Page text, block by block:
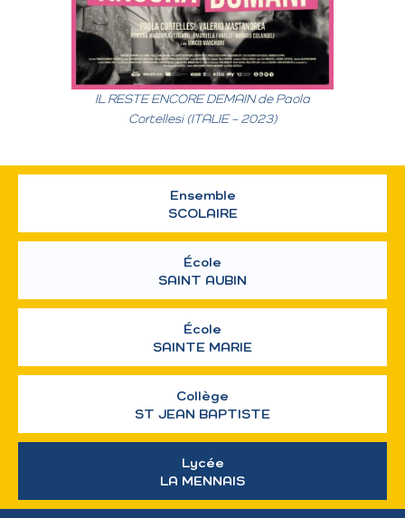
IL RESTE ENCORE DEMAINde Paola
Cortellesi (ITALIE – 2023)
Ensemble
SCOLAIRE
École
SAINT AUBIN
École
SAINTE MARIE
Collège
ST JEAN BAPTISTE
Lycée
LA MENNAIS